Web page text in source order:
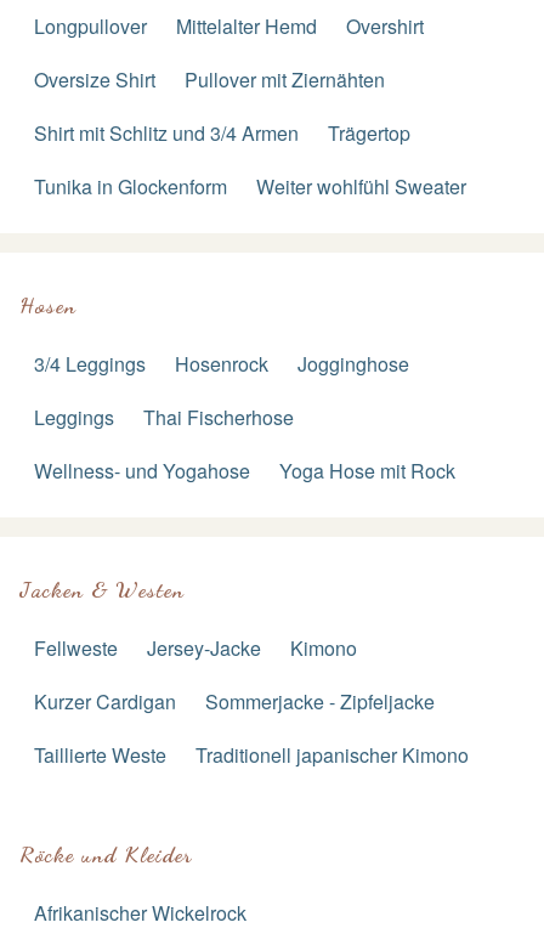
Longpullover
Mittelalter Hemd
Overshirt
Oversize Shirt
Pullover mit Ziernähten
Shirt mit Schlitz und 3/4 Armen
Trägertop
Tunika in Glockenform
Weiter wohlfühl Sweater
Hosen
3/4 Leggings Hosenrock
Jogginghose
Leggings
Thai Fischerhose
Wellness- und Yogahose
Yoga Hose mit Rock
Jacken & Westen
Fellweste Jersey-Jacke
Kimono
Kurzer Cardigan
Sommerjacke - Zipfeljacke
Taillierte Weste
Traditionell japanischer Kimono
Röcke und Kleider
Afrikanischer Wickelrock